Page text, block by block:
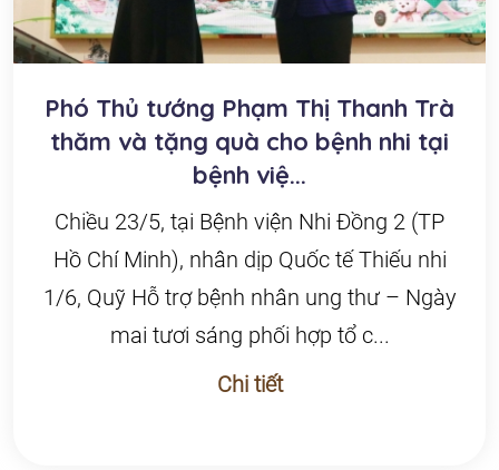
Phó Thủ tướng Phạm Thị Thanh Trà
thăm và tặng quà cho bệnh nhi tại
bệnh việ...
Chiều 23/5, tại Bệnh viện Nhi Đồng 2 (TP
Hồ Chí Minh), nhân dịp Quốc tế Thiếu nhi
1/6, Quỹ Hỗ trợ bệnh nhân ung thư – Ngày
mai tươi sáng phối hợp tổ c...
Chi tiết